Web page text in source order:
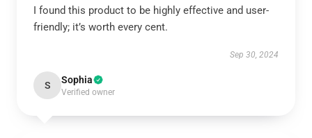
I found this product to be highly effective and user-
friendly; it’s worth every cent.
Sep 30, 2024
S Sophia
Verified owner